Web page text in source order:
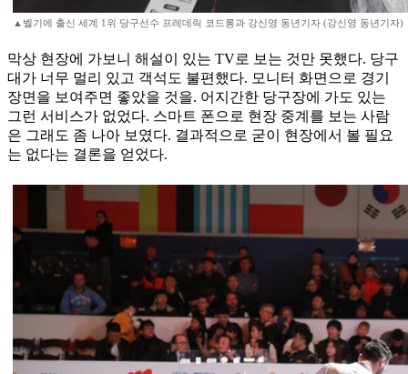
▲벨기에 출신 세계 1위 당구선수 프레데릭 코드롱과 강신영 동년기자 (강신영 동년기자)
막상 현장에 가보니 해설이 있는 TV로 보는 것만 못했다. 당구
대가 너무 멀리 있고 객석도 불편했다. 모니터 화면으로 경기
장면을 보여주면 좋았을 것을. 어지간한 당구장에 가도 있는
그런 서비스가 없었다. 스마트 폰으로 현장 중계를 보는 사람
은 그래도 좀 나아 보였다. 결과적으로 굳이 현장에서 볼 필요
는 없다는 결론을 얻었다.